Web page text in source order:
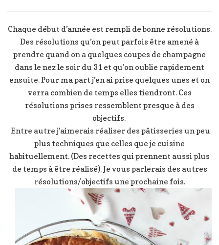
galette
rois
Chaque début d’année est rempli de bonne résolutions.
Des résolutions qu’on peut parfois être amené à
prendre quand on a quelques coupes de champagne
dans le nez le soir du 31 et qu’on oublie rapidement
ensuite. Pour ma part j’en ai prise quelques unes et on
verra combien de temps elles tiendront. Ces
résolutions prises ressemblent presque à des
objectifs.
Entre autre j’aimerais réaliser des pâtisseries un peu
plus techniques que celles que je cuisine
habituellement. (Des recettes qui prennent aussi plus
de temps à être réalisé). Je vous parlerais des autres
résolutions/objectifs une prochaine fois.